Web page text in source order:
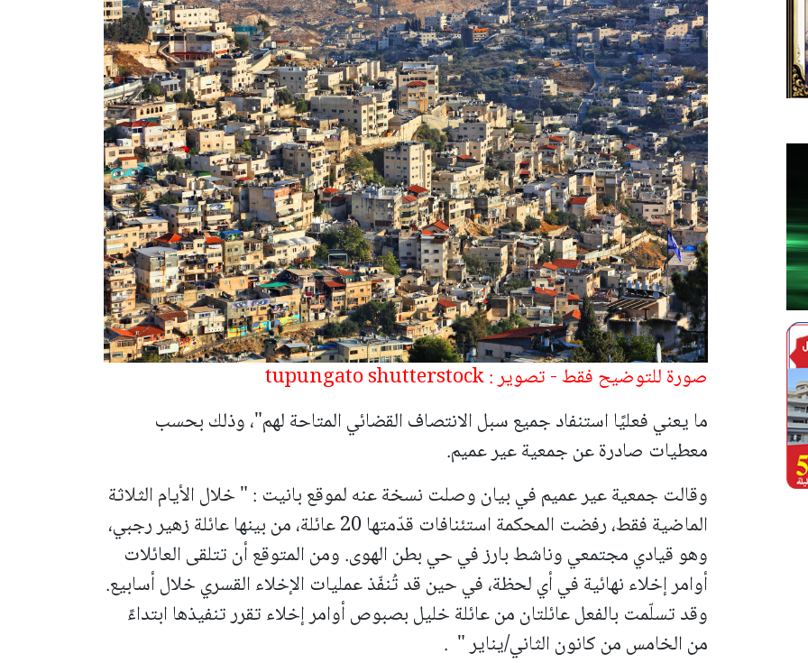
صورة للتوضيح فقط - تصوير : tupungato shutterstock
ما يعني فعليًا استنفاد جميع سبل الانتصاف القضائي المتاحة لهم"، وذلك بحسب
معطيات صادرة عن جمعية عير عميم.
وقالت جمعية عير عميم في بيان وصلت نسخة عنه لموقع بانيت : " خلال الأيام الثلاثة
الماضية فقط، رفضت المحكمة استئنافات قدّمتها 20 عائلة، من بينها عائلة زهير رجبي،
وهو قيادي مجتمعي وناشط بارز في حي بطن الهوى. ومن المتوقع أن تتلقى العائلات
أوامر إخلاء نهائية في أي لحظة، في حين قد تُنفّذ عمليات الإخلاء القسري خلال أسابيع.
وقد تسلّمت بالفعل عائلتان من عائلة خليل بصبوص أوامر إخلاء تقرر تنفيذها ابتداءً
من الخامس من كانون الثاني/يناير " .